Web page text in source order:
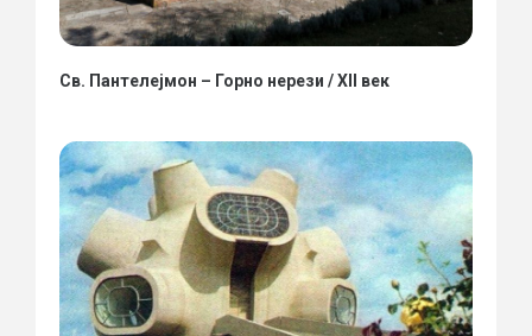
Св. Пантелејмон – Горно нерези / XII век